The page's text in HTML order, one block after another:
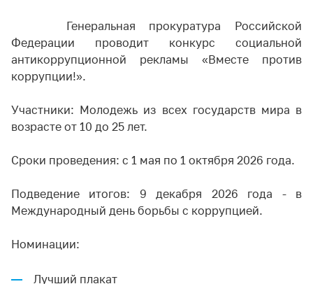
Генеральная прокуратура Российской
Федерации проводит конкурс социальной
антикоррупционной рекламы «Вместе против
коррупции!».
Участники: Молодежь из всех государств мира в
возрасте от 10 до 25 лет.
Сроки проведения: с 1 мая по 1 октября 2026 года.
Подведение итогов: 9 декабря 2026 года - в
Международный день борьбы с коррупцией.
Номинации:
Лучший плакат